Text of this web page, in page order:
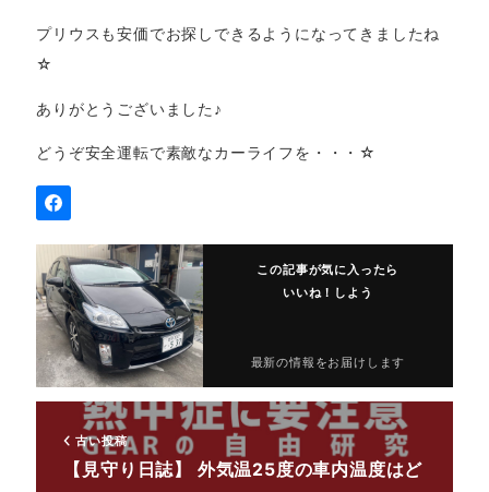
プリウスも安価でお探しできるようになってきましたね
☆
ありがとうございました♪
どうぞ安全運転で素敵なカーライフを・・・☆
この記事が気に入ったら
いいね！しよう
最新の情報をお届けします
古い投稿
【見守り日誌】 外気温25度の車内温度はど